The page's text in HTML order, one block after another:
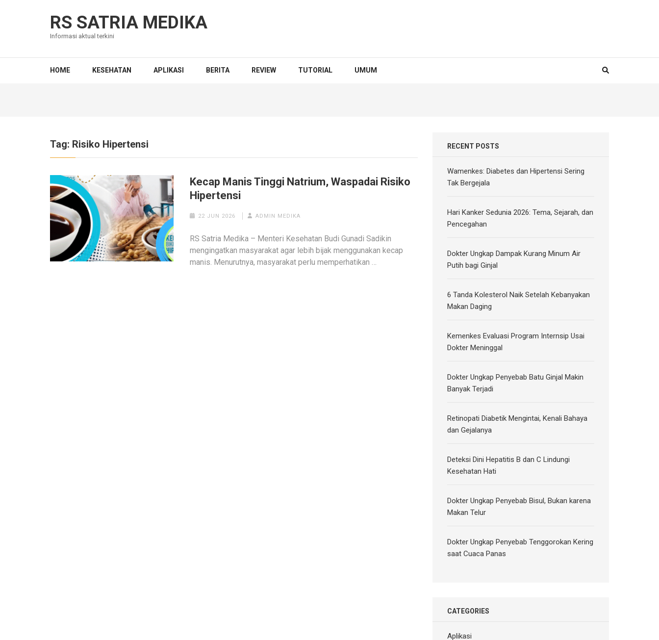
RS SATRIA MEDIKA
Informasi aktual terkini
HOME KESEHATAN APLIKASI BERITA REVIEW TUTORIAL UMUM
Tag: Risiko Hipertensi
Kecap Manis Tinggi Natrium, Waspadai Risiko
Hipertensi
22 JUN 2026 ADMIN MEDIKA
RS Satria Medika – Menteri Kesehatan Budi Gunadi Sadikin
mengingatkan masyarakat agar lebih bijak menggunakan kecap
manis. Menurutnya, masyarakat perlu memperhatikan …
RECENT POSTS
Wamenkes: Diabetes dan Hipertensi Sering
Tak Bergejala
Hari Kanker Sedunia 2026: Tema, Sejarah, dan
Pencegahan
Dokter Ungkap Dampak Kurang Minum Air
Putih bagi Ginjal
6 Tanda Kolesterol Naik Setelah Kebanyakan
Makan Daging
Kemenkes Evaluasi Program Internsip Usai
Dokter Meninggal
Dokter Ungkap Penyebab Batu Ginjal Makin
Banyak Terjadi
Retinopati Diabetik Mengintai, Kenali Bahaya
dan Gejalanya
Deteksi Dini Hepatitis B dan C Lindungi
Kesehatan Hati
Dokter Ungkap Penyebab Bisul, Bukan karena
Makan Telur
Dokter Ungkap Penyebab Tenggorokan Kering
saat Cuaca Panas
CATEGORIES
Aplikasi